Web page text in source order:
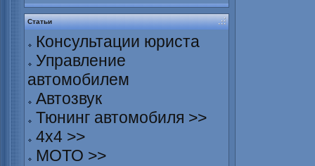
Статьи
Консультации юриста
Управление
автомобилем
Автозвук
Тюнинг автомобиля >>
4х4 >>
МОТО >>